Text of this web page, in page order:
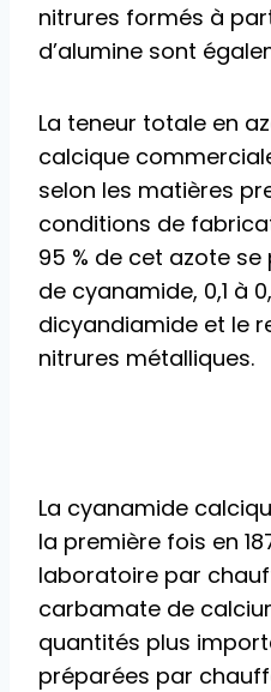
nitrures formés à
d’alumine sont
La teneur totale en
calcique
selon les matières
conditions de
95 % de cet azote
de cyanamide, 0,1 à
dicyandiamide et le
nitrures métalliques.
La cyanamide
la première fois en
laboratoire par
carbamate de
quantités plus
préparées par